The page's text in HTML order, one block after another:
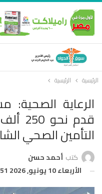
الرئيسية الرئيسية
الرعاية
قدم
التأمين الصحي
كتب أحمد حسن
الأربعاء 10 يونيو, 2026 12:51 م